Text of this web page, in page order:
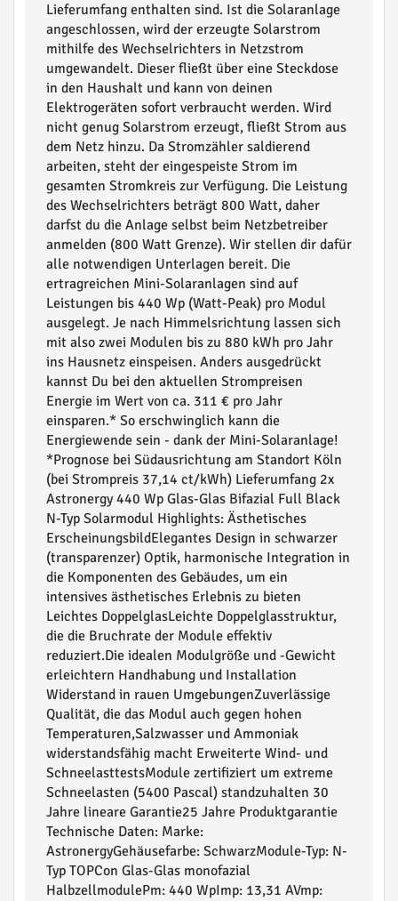
Lieferumfang enthalten sind. Ist die Solaranlage
angeschlossen, wird der erzeugte Solarstrom
mithilfe des Wechselrichters in Netzstrom
umgewandelt. Dieser fließt über eine Steckdose
in den Haushalt und kann von deinen
Elektrogeräten sofort verbraucht werden. Wird
nicht genug Solarstrom erzeugt, fließt Strom aus
dem Netz hinzu. Da Stromzähler saldierend
arbeiten, steht der eingespeiste Strom im
gesamten Stromkreis zur Verfügung. Die Leistung
des Wechselrichters beträgt 800 Watt, daher
darfst du die Anlage selbst beim Netzbetreiber
anmelden (800 Watt Grenze). Wir stellen dir dafür
alle notwendigen Unterlagen bereit. Die
ertragreichen Mini-Solaranlagen sind auf
Leistungen bis 440 Wp (Watt-Peak) pro Modul
ausgelegt. Je nach Himmelsrichtung lassen sich
mit also zwei Modulen bis zu 880 kWh pro Jahr
ins Hausnetz einspeisen. Anders ausgedrückt
kannst Du bei den aktuellen Strompreisen
Energie im Wert von ca. 311 € pro Jahr
einsparen.* So erschwinglich kann die
Energiewende sein - dank der Mini-Solaranlage!
*Prognose bei Südausrichtung am Standort Köln
(bei Strompreis 37,14 ct/kWh) Lieferumfang 2x
Astronergy 440 Wp Glas-Glas Bifazial Full Black
N-Typ Solarmodul Highlights: Ästhetisches
ErscheinungsbildElegantes Design in schwarzer
(transparenzer) Optik, harmonische Integration in
die Komponenten des Gebäudes, um ein
intensives ästhetisches Erlebnis zu bieten
Leichtes DoppelglasLeichte Doppelglasstruktur,
die die Bruchrate der Module effektiv
reduziert.Die idealen Modulgröße und -Gewicht
erleichtern Handhabung und Installation
Widerstand in rauen UmgebungenZuverlässige
Qualität, die das Modul auch gegen hohen
Temperaturen,Salzwasser und Ammoniak
widerstandsfähig macht Erweiterte Wind- und
SchneelasttestsModule zertifiziert um extreme
Schneelasten (5400 Pascal) standzuhalten 30
Jahre lineare Garantie25 Jahre Produktgarantie
Technische Daten: Marke:
AstronergyGehäusefarbe: SchwarzModule-Typ: N-
Typ TOPCon Glas-Glas monofazial
HalbzellmodulePm: 440 WpImp: 13,31 AVmp: